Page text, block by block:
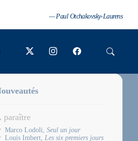
— Paul Otchakovsky-Laurens
paraître
Marco Lodoli, Seul un jour
Louis Imbert, Les six premiers jours